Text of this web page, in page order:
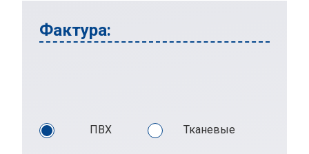
Фактура:
ПВХ Тканевые